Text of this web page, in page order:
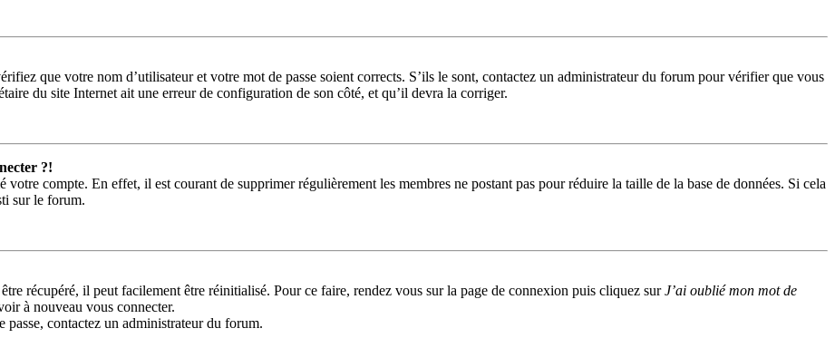
que votre nom d’utilisateur et votre mot de passe soient corrects. S’ils le sont, contactez un administrateur du forum pour vérifier que vous
du site Internet ait une erreur de configuration de son côté, et qu’il devra la corriger.
?!
compte. En effet, il est courant de supprimer régulièrement les membres ne postant pas pour réduire la taille de la base de données. Si cela
sur le forum.
récupéré, il peut facilement être réinitialisé. Pour ce faire, rendez vous sur la page de connexion puis cliquez surJ’ai oublié mon mot de
à nouveau vous connecter.
contactez un administrateur du forum.